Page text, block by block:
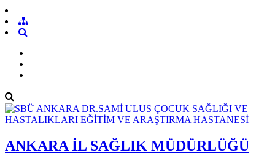
ANKARA İL SAĞLIK MÜDÜRLÜĞÜ